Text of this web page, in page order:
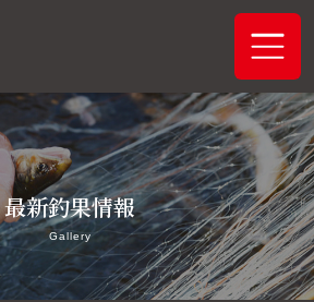
最新釣果情報
Gallery